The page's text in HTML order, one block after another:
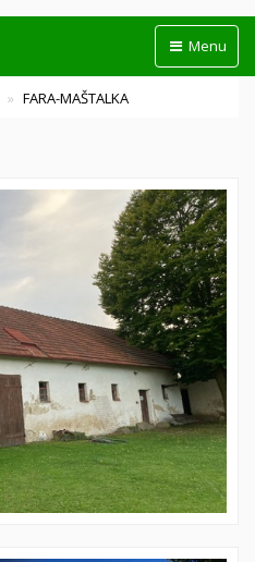
Menu
FARA-MAŠTALKA